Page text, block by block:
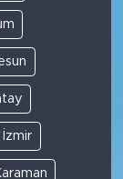
İzmir